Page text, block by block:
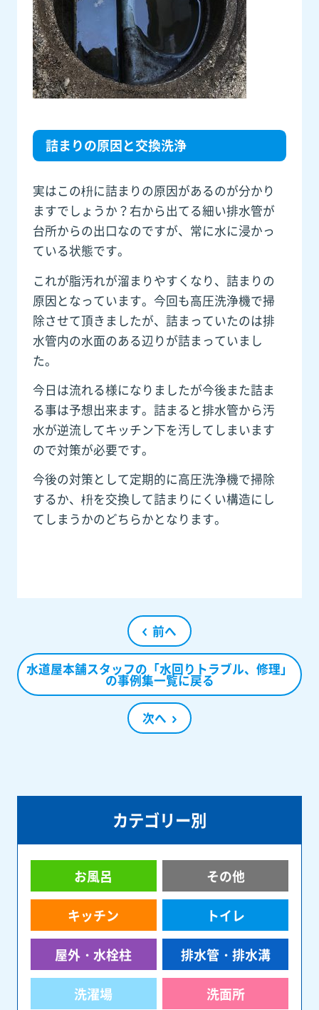
詰まりの原因と交換洗浄
実はこの枡に詰まりの原因があるのが分かり
ますでしょうか？右から出てる細い排水管が
台所からの出口なのですが、常に水に浸かっ
ている状態です。
これが脂汚れが溜まりやすくなり、詰まりの
原因となっています。今回も高圧洗浄機で掃
除させて頂きましたが、詰まっていたのは排
水管内の水面のある辺りが詰まっていまし
た。
今日は流れる様になりましたが今後また詰ま
る事は予想出来ます。詰まると排水管から汚
水が逆流してキッチン下を汚してしまいます
ので対策が必要です。
今後の対策として定期的に高圧洗浄機で掃除
するか、枡を交換して詰まりにくい構造にし
てしまうかのどちらかとなります。
前へ
水道屋本舗スタッフの「水回りトラブル、修理」
の事例集一覧に戻る
次へ
カテゴリー別
お風呂 その他
キッチン トイレ
屋外・水栓柱 排水管・排水溝
洗濯場 洗面所